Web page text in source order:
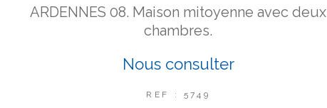
ARDENNES 08. Maison mitoyenne avec deux
chambres.
Nous consulter
REF : 5749